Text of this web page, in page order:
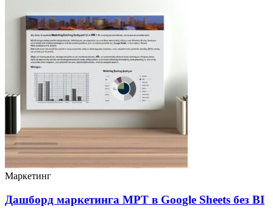
Маркетинг
Дашборд маркетинга МРТ в Google Sheets без BI